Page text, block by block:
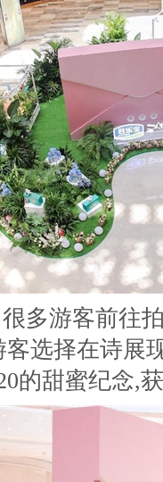
多游客前往
选择在诗展
的甜蜜纪念,